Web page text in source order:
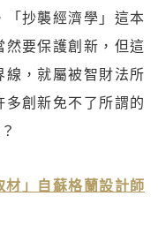
抄襲經濟學」這本
要保護創新，但這
，就屬被智財法所
創新免不了所謂的
」自蘇格蘭設計師